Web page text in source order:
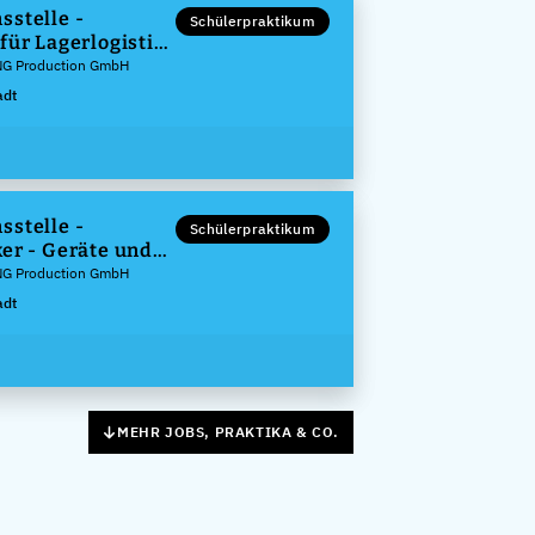
-
Lagerlogistik
Production GmbH
Schülerpraktikum
-
- Geräte und
w/d)
Production GmbH
Schülerpraktikum
MEHR JOBS, PRAKTIKA & CO.